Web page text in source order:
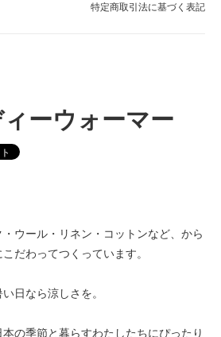
特定商取引法に基づく表記
ーウォーマー
ウール・リネン・コットンなど、から
だわってつくっています。
日なら涼しさを。
の季節と暮らすわたしたちにぴったり